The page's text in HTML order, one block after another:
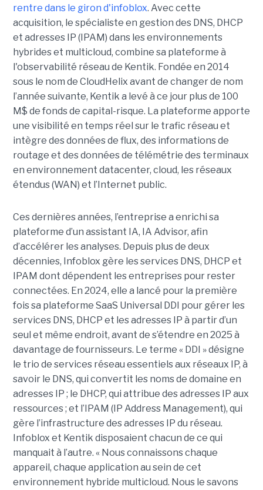
rentre dans le giron d'infoblox. Avec cette
acquisition, le spécialiste en gestion des DNS, DHCP
et adresses IP (IPAM) dans les environnements
hybrides et multicloud, combine sa plateforme à
l'observabilité réseau de Kentik. Fondée en 2014
sous le nom de CloudHelix avant de changer de nom
l’année suivante, Kentik a levé à ce jour plus de 100
M$ de fonds de capital-risque. La plateforme apporte
une visibilité en temps réel sur le trafic réseau et
intègre des données de flux, des informations de
routage et des données de télémétrie des terminaux
en environnement datacenter, cloud, les réseaux
étendus (WAN) et l’Internet public.
Ces dernières années, l’entreprise a enrichi sa
plateforme d’un assistant IA, IA Advisor, afin
d’accélérer les analyses. Depuis plus de deux
décennies, Infoblox gère les services DNS, DHCP et
IPAM dont dépendent les entreprises pour rester
connectées. En 2024, elle a lancé pour la première
fois sa plateforme SaaS Universal DDI pour gérer les
services DNS, DHCP et les adresses IP à partir d’un
seul et même endroit, avant de s’étendre en 2025 à
davantage de fournisseurs. Le terme « DDI » désigne
le trio de services réseau essentiels aux réseaux IP, à
savoir le DNS, qui convertit les noms de domaine en
adresses IP ; le DHCP, qui attribue des adresses IP aux
ressources ; et l’IPAM (IP Address Management), qui
gère l’infrastructure des adresses IP du réseau.
Infoblox et Kentik disposaient chacun de ce qui
manquait à l’autre. « Nous connaissons chaque
appareil, chaque application au sein de cet
environnement hybride multicloud. Nous le savons